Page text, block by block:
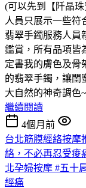
(可以先到【阡晶
人員只展示一些符
翡翠手鐲服務人員
鑑賞，所有品項皆
定書我的膚色及骨
的翡翠手鐲，讓閨
大自然的神奇調色
繼續閱讀
4個月前
台北筋膜經絡按摩
絡，不必再忍受痠
北孕婦按摩 #五十
經痛